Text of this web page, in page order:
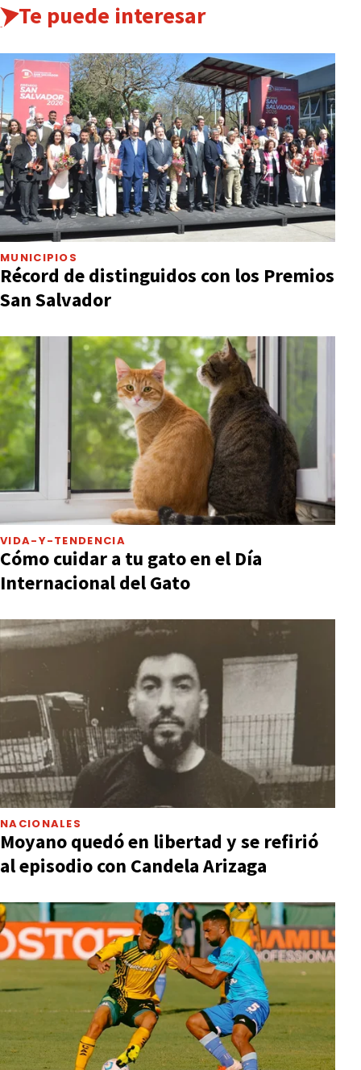
Te puede interesar
MUNICIPIOS
Récord de distinguidos con los Premios
San Salvador
VIDA-Y-TENDENCIA
Cómo cuidar a tu gato en el Día
Internacional del Gato
NACIONALES
Moyano quedó en libertad y se refirió
al episodio con Candela Arizaga